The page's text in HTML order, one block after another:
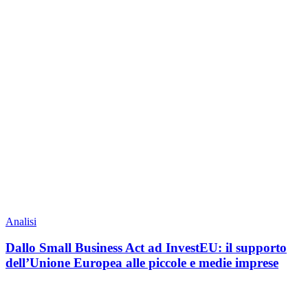
Analisi
Dallo Small Business Act ad InvestEU: il supporto
dell’Unione Europea alle piccole e medie imprese